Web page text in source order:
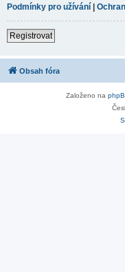
Podmínky pro užívání |
Registrovat
Obsah fóra
Založeno na